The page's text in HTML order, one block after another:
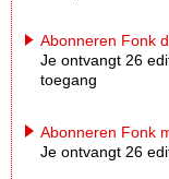
Abonneren Fonk
Je ontvangt 26
toegang
Abonneren Fonk
Je ontvangt 26